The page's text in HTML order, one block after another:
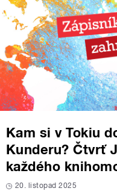
Kam si v Tokiu
Kunderu? Čtvrť
každého
20. listopad 2025